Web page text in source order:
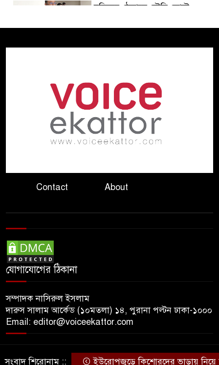
হুতিদের ঠেকাতে সৌদি জোটে,
কোটি টাকার যন্ত্র
প্রধানমন্ত্রীর সঙ্গে যুক্তরাষ্ট্রের দক্ষিণ ও
মধ্য এশিয়াবিষয়ক বিশেষ দূতের
সাক্ষাৎ
পড়ে প্রাণ হারালেন দুই পর্যটক
৯
১০
Contact About
যোগাযোগের ঠিকানা
সম্পাদক নাসিরুল ইসলাম
দারুস সালাম আর্কেড (১০মতলা) ১৪, পুরানা পল্টন ঢাকা-১০০০
Email: editor@voiceekattor.com
© Copyright By © Voice Ekattor
সংবাদ শিরোনাম :: ইউরোপজুড়ে কিশোরদের ভাড়ায় নিয়ে